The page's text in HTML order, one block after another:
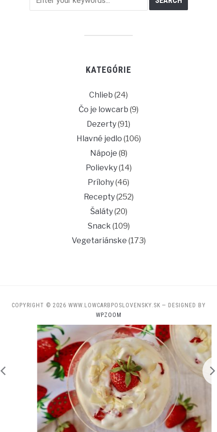
KATEGÓRIE
Chlieb (24)
Čo je lowcarb (9)
Dezerty(91)
Hlavné jedlo (106)
Nápoje (8)
Polievky(14)
Prílohy(46)
Recepty(252)
Šaláty(20)
Snack (109)
Vegetariánske (173)
COPYRIGHT © 2026 WWW.LOWCARBPOSLOVENSKY.SK — DESIGNED BY
WPZOOM